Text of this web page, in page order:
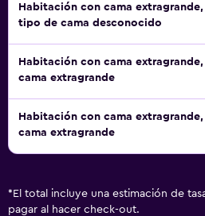
Habitación con cama extragrande,
tipo de cama desconocido
Habitación con cama extragrande,
cama extragrande
Habitación con cama extragrande,
cama extragrande
* El total incluye una estimación de
pagar al hacer check-out.